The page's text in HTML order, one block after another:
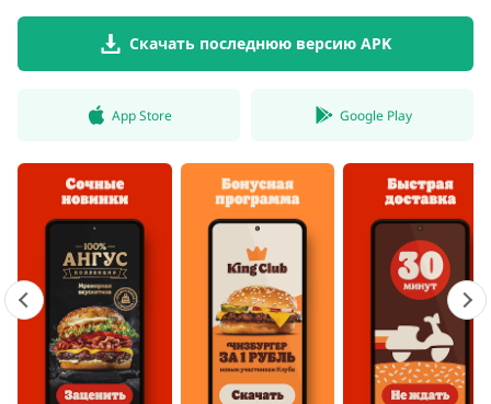
Скачать последнюю версию APK
App Store Google Play